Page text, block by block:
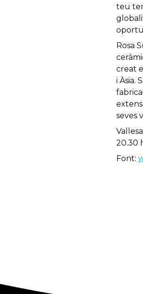
teu
Rosa
creat
i Àsia.
seves
20.30
Font: